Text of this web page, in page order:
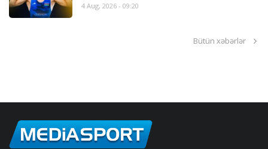
4 Aug, 2026 - 09:20
Bütün xəbərlər